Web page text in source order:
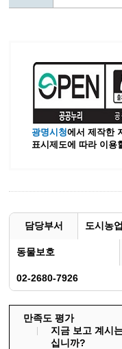
광명시청에서 제작한
표시제도에 따라 이용
담당부서 도시농
동물보호
02-2680-7926
만족도 평가
지금 보고 계시
십니까?